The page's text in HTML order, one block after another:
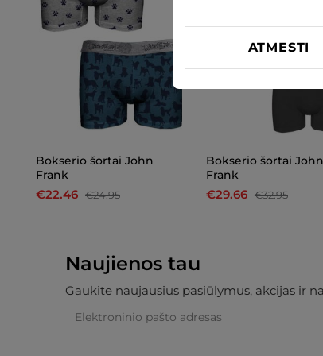
Bokserio šortai John
Frank
€22.46 €24.95
Bokserio šortai John
Frank
€29.66 €32.95
Naujienos tau
Gaukite naujausius pasiūlymus, akcijas ir
ATMESTI